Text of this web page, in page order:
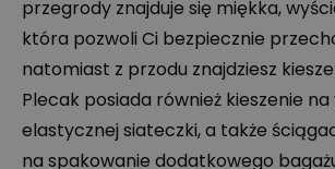
przegrody znajduje się miękka,
która pozwoli Ci bezpiecznie
natomiast z przodu znajdziesz
Plecak posiada również kieszenie na
elastycznej siateczki, a także
na spakowanie dodatkowego